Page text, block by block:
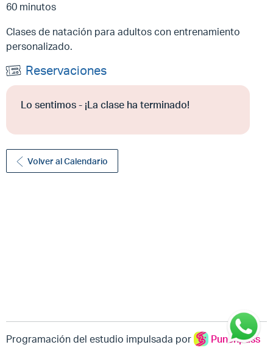
60 minutos
Clases de natación para adultos con entrenamiento
personalizado.
Reservaciones
Lo sentimos - ¡La clase ha terminado!
Volver al Calendario
Programación del estudio impulsada por Punchpass